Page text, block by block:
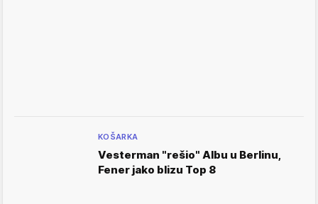
KOŠARKA
Vesterman "rešio" Albu u Berlinu,
Fener jako blizu Top 8